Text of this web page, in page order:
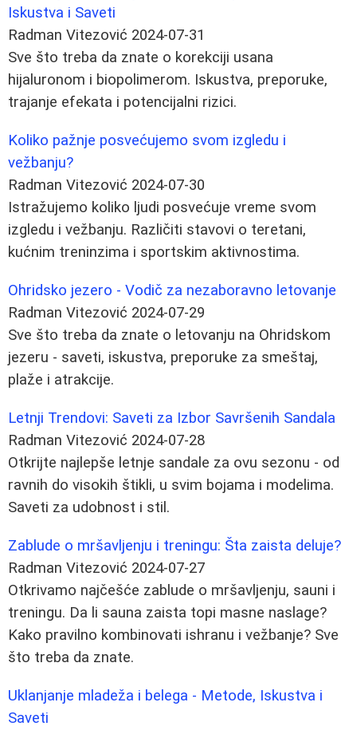
Iskustva i Saveti
Radman Vitezović 2024-07-31
Sve što treba da znate o korekciji usana
hijaluronom i biopolimerom. Iskustva, preporuke,
trajanje efekata i potencijalni rizici.
Koliko pažnje posvećujemo svom izgledu i
vežbanju?
Radman Vitezović 2024-07-30
Istražujemo koliko ljudi posvećuje vreme svom
izgledu i vežbanju. Različiti stavovi o teretani,
kućnim treninzima i sportskim aktivnostima.
Ohridsko jezero - Vodič za nezaboravno letovanje
Radman Vitezović 2024-07-29
Sve što treba da znate o letovanju na Ohridskom
jezeru - saveti, iskustva, preporuke za smeštaj,
plaže i atrakcije.
Letnji Trendovi: Saveti za Izbor Savršenih Sandala
Radman Vitezović 2024-07-28
Otkrijte najlepše letnje sandale za ovu sezonu - od
ravnih do visokih štikli, u svim bojama i modelima.
Saveti za udobnost i stil.
Zablude o mršavljenju i treningu: Šta zaista deluje?
Radman Vitezović 2024-07-27
Otkrivamo najčešće zablude o mršavljenju, sauni i
treningu. Da li sauna zaista topi masne naslage?
Kako pravilno kombinovati ishranu i vežbanje? Sve
što treba da znate.
Uklanjanje mladeža i belega - Metode, Iskustva i
Saveti